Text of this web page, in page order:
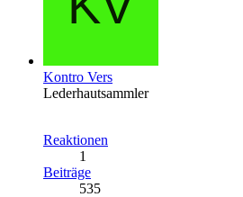
Kontro Vers
Lederhautsammler
Reaktionen
1
Beiträge
535